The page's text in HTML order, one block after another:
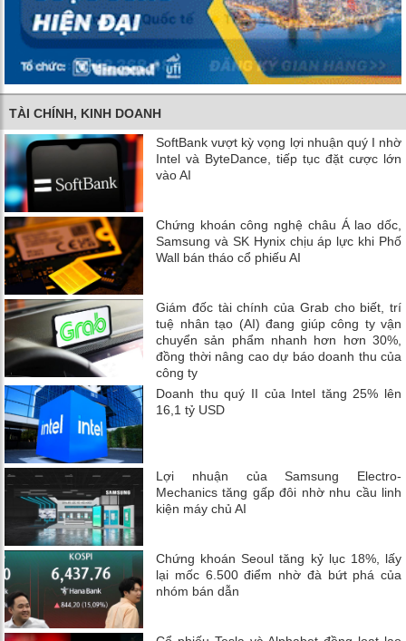
TÀI CHÍNH, KINH DOANH
SoftBank vượt kỳ vọng lợi nhuận quý I nhờ
Intel và ByteDance, tiếp tục đặt cược lớn
vào AI
Chứng khoán công nghệ châu Á lao dốc,
Samsung và SK Hynix chịu áp lực khi Phố
Wall bán tháo cổ phiếu AI
Giám đốc tài chính của Grab cho biết, trí
tuệ nhân tạo (AI) đang giúp công ty vận
chuyển sản phẩm nhanh hơn hơn 30%,
đồng thời nâng cao dự báo doanh thu của
công ty
Doanh thu quý II của Intel tăng 25% lên
16,1 tỷ USD
Lợi nhuận của Samsung Electro-
Mechanics tăng gấp đôi nhờ nhu cầu linh
kiện máy chủ AI
Chứng khoán Seoul tăng kỷ lục 18%, lấy
lại mốc 6.500 điểm nhờ đà bứt phá của
nhóm bán dẫn